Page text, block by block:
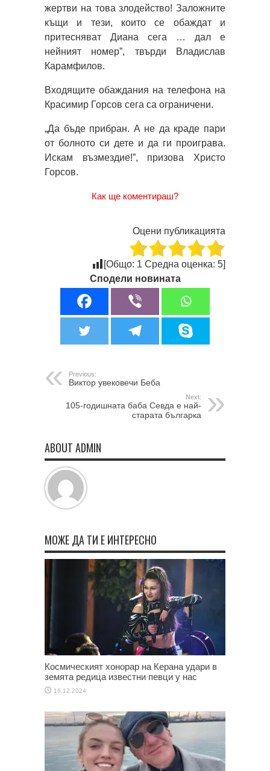
жертви на това злодейство! Заложните
къщи и тези, които се обаждат и
притесняват Диана сега … дал е
нейният номер”, твърди Владислав
Карамфилов.
Входящите обаждания на телефона на
Красимир Горсов сега са ограничени.
„Да бъде прибран. А не да краде пари
от болното си дете и да ги проиграва.
Искам възмездие!”, призова Христо
Горсов.
Как ще коментираш?
Оцени публикацията
[Общо: 1 Средна оценка: 5]
Сподели новината
Previous:
Виктор увековечи Беба
Next:
105-годишната баба Севда е най-
старата българка
ABOUT ADMIN
МОЖЕ ДА ТИ Е ИНТЕРЕСНО
Космическият хонорар на Керана удари в
земята редица известни певци у нас
16.12.2024